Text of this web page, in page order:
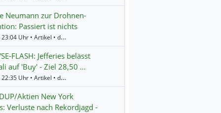
Neumann zur Drohnen-
Passiert ist nichts
Gestern 23:04 Uhr • Artikel • dpa-AFX
FLASH: Jefferies belässt
auf 'Buy' - Ziel 28,50 …
Gestern 22:35 Uhr • Artikel • dpa-AFX
Aktien New York
Verluste nach Rekordjagd -